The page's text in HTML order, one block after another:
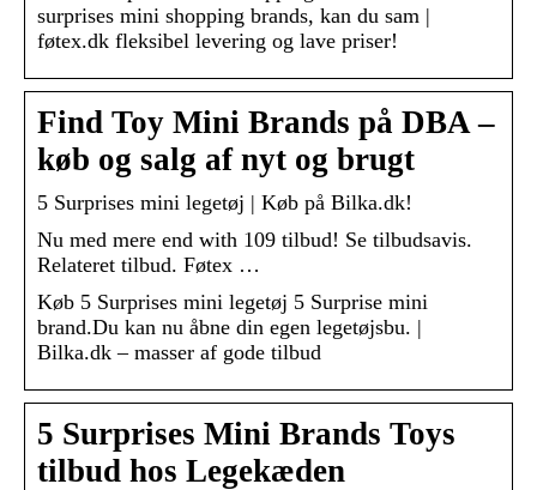
surprises mini shopping brands, kan du sam |
føtex.dk fleksibel levering og lave priser!
Find Toy Mini Brands på DBA –
køb og salg af nyt og brugt
5 Surprises mini legetøj | Køb på Bilka.dk!
Nu med mere end with 109 tilbud! Se tilbudsavis.
Relateret tilbud. Føtex …
Køb 5 Surprises mini legetøj 5 Surprise mini
brand.Du kan nu åbne din egen legetøjsbu. |
Bilka.dk – masser af gode tilbud
5 Surprises Mini Brands Toys
tilbud hos Legekæden